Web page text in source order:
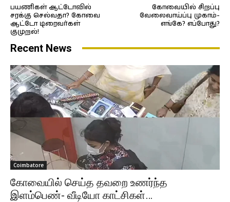
பயணிகள் ஆட்டோவில்
சரக்கு செல்வதா? கோவை
ஆட்டோ டிரைவர்கள்
குமுறல்!
கோவையில் சிறப்பு
வேலைவாய்ப்பு முகாம்-
எங்கே? எப்போது?
Recent News
Coimbatore
கோவையில் செய்த தவறை உணர்ந்த
இளம்பெண்- வீடியோ காட்சிகள்…